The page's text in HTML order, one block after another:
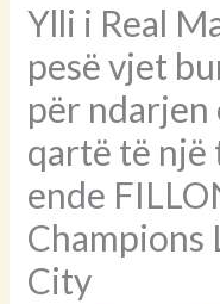
Ylli i Real
pesë vjet
për ndarjen
qartë të
ende
Champions
City